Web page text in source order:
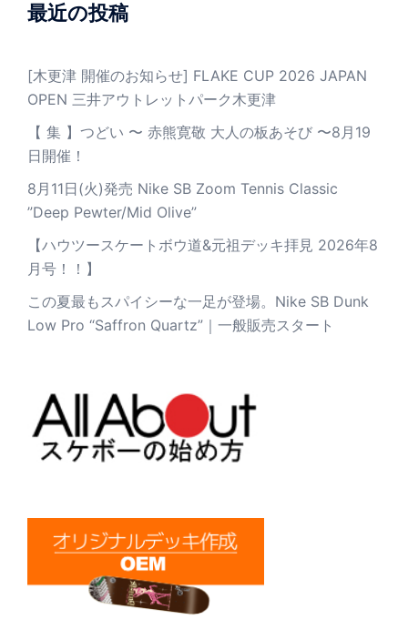
最近の投稿
[木更津 開催のお知らせ] FLAKE CUP 2026 JAPAN
OPEN 三井アウトレットパーク木更津
【 集 】つどい 〜 赤熊寛敬 大人の板あそび 〜8月19
日開催！
8月11日(火)発売 Nike SB Zoom Tennis Classic
”Deep Pewter/Mid Olive”
【ハウツースケートボウ道&元祖デッキ拝見 2026年8
月号！！】
この夏最もスパイシーな一足が登場。Nike SB Dunk
Low Pro “Saffron Quartz”｜一般販売スタート